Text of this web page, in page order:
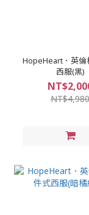
HopeHeart．英倫
西服(黑)
NT$4,980